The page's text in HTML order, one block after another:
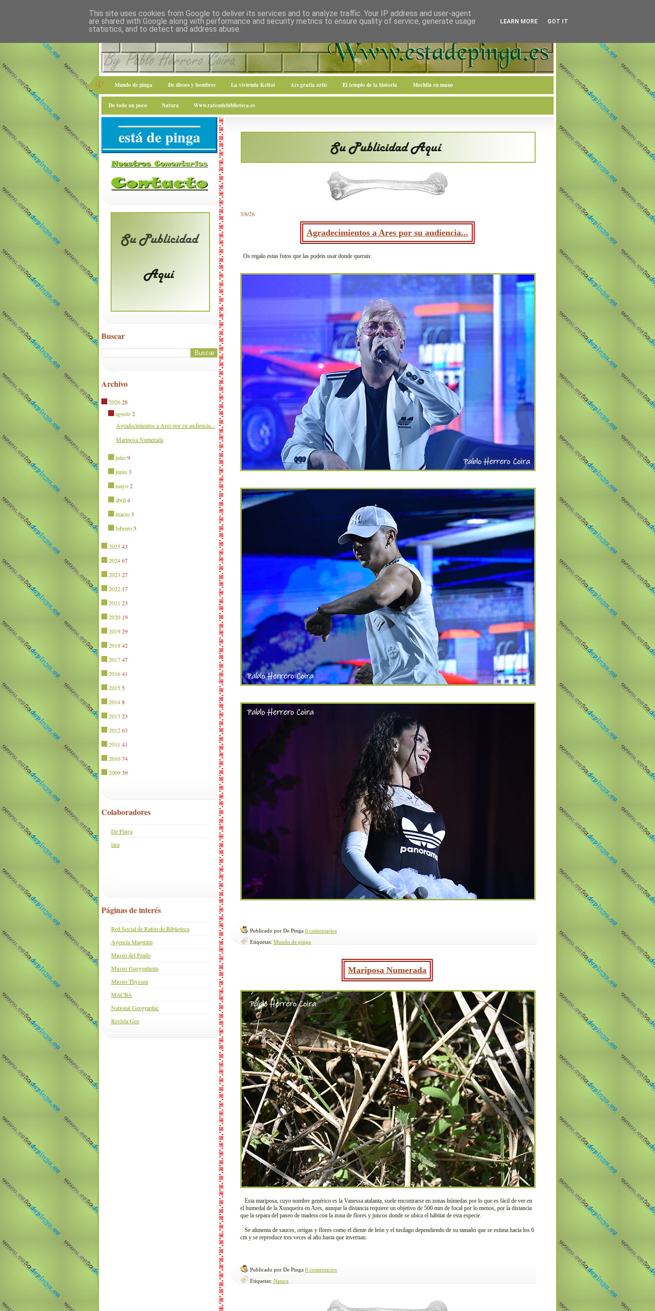
Mundo de pinga De dioses y hombres La vivienda Keltoi Ars gratia artis El templo de la historia Mochila en mano
De todo un poco Natura Www.ratondebiblioteca.es
3/8/26
Agradecimientos a Ares por su audiencia...
Os regalo estas fotos que las podeis usar donde querais:
Publicado por De Pinga 0 comentarios
Etiquetas: Mundo de pinga
Mariposa Numerada
Esta mariposa, cuyo nombre genérico es la Vanessa atalanta, suele encontrarse en zonas húmedas por lo que es fácil de ver en
el humedal de la Xunqueira en Ares, aunque la distancia requiere un objetivo de 500 mm de focal por lo menos, por la distancia
que la separa del paseo de madera con la zona de flores y juncos donde se ubica el hábitat de esta especie.
Se alimenta de sauces, ortigas y flores como el diente de león y el tusilago dependiendo de su tamaño que se estima hacia los 6
cm y se reproduce tres veces al año hasta que invernan.
Publicado por De Pinga 0 comentarios
Etiquetas: Natura
está de pinga
Buscar
Archivo
202628
agosto 2
Agradecimientos a Ares por su audiencia...
Mariposa Numerada
julio 9
junio 3
mayo 2
abril 4
marzo 3
febrero 5
202543
202467
2023 27
2022 17
2021 23
2020 19
201929
201842
201747
201641
2015 5
20148
2013 23
201263
2011 41
201074
200939
Colaboradores
De Pinga
lara
Páginas de interés
Red Social de Ratón de Biblioteca
Agencia Magnum
Museo del Prado
Museo Guggenheim
Museo Thyssen
MACBA
National Geographic
Revista Geo
This site uses cookies from Google to deliver its services and to analyze traffic. Your IP address and user-agent
are shared with Google along with performance and security metrics to ensure quality of service, generate usage
statistics, and to detect and address abuse.
LEARN MORE GOT IT